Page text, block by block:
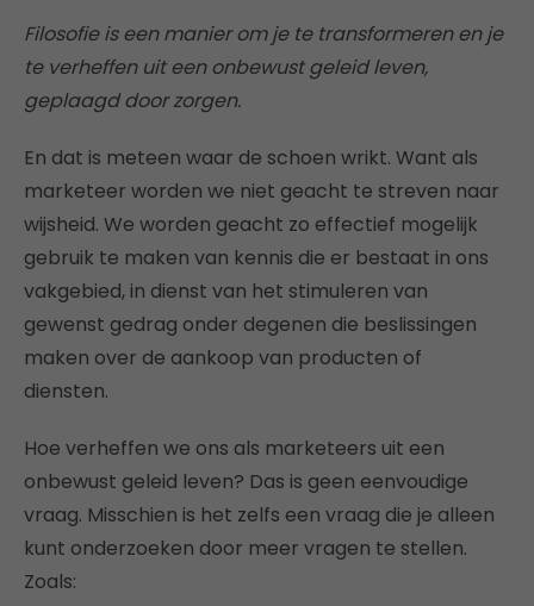
Filosofie is een manier om je te transformeren en je
te verheffen uit een onbewust geleid leven,
geplaagd door zorgen.
En dat is meteen waar de schoen wrikt. Want als
marketeer worden we niet geacht te streven naar
wijsheid. We worden geacht zo effectief mogelijk
gebruik te maken van kennis die er bestaat in ons
vakgebied, in dienst van het stimuleren van
gewenst gedrag onder degenen die beslissingen
maken over de aankoop van producten of
diensten.
Hoe verheffen we ons als marketeers uit een
onbewust geleid leven? Das is geen eenvoudige
vraag. Misschien is het zelfs een vraag die je alleen
kunt onderzoeken door meer vragen te stellen.
Zoals: